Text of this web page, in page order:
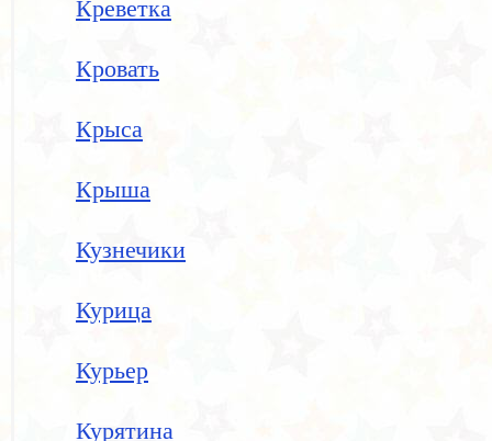
Креветка
Кровать
Крыса
Крыша
Кузнечики
Курица
Курьер
Курятина